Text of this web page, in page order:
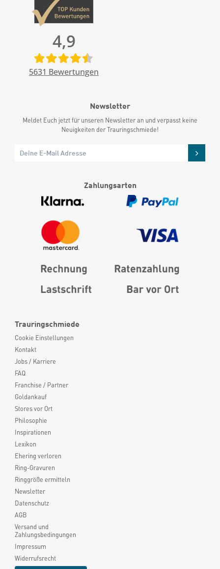
Trauringschmiede
Cookie Einstellungen
Kontakt
Jobs / Karriere
FAQ
Franchise / Partner
Goldankauf
Stores vor Ort
Philosophie
Inspirationen
Lexikon
Ehering verloren
Ring-Gravuren
Ringgröße ermitteln
Newsletter
Datenschutz
AGB
Versand und
Zahlungsbedingungen
Impressum
Widerrufsrecht
4,9
5631 Bewertungen
Newsletter
Meldet Euch jetzt für unseren Newsletter an und verpasst keine
Neuigkeiten der Trauringschmiede!
Zahlungsarten